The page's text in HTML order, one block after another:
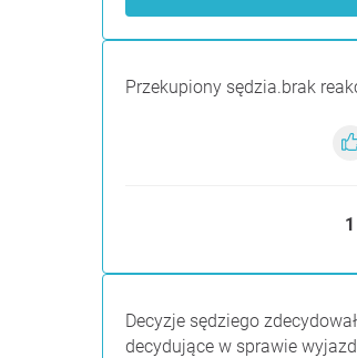
Przekupiony sędzia.brak
Decyzje sędziego
decydujące w sprawie